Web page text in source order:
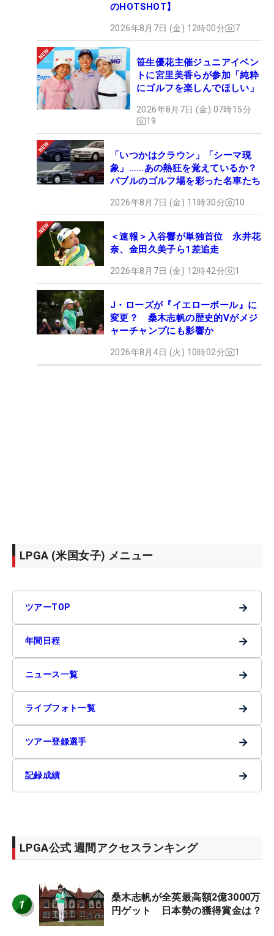
のHOTSHOT】
2026年8月7日 (金) 12時00分 7
笹生優花主催ジュニアイベン
トに宮里美香らが参加「純粋
にゴルフを楽しんでほしい」
2026年8月7日 (金) 07時15分
19
「いつかはクラウン」「シーマ現
象」……あの熱狂を覚えているか？
バブルのゴルフ場を彩った名車たち
2026年8月7日 (金) 11時30分 10
＜速報＞入谷響が単独首位 永井花
奈、金田久美子ら1差追走
2026年8月7日 (金) 12時42分 1
J・ローズが『イエローボール』に
変更？ 桑木志帆の歴史的Vがメジ
ャーチャンプにも影響か
2026年8月4日 (火) 10時02分 1
LPGA (米国女子) メニュー
ツアーTOP →
年間日程 →
ニュース一覧 →
ライブフォト一覧 →
ツアー登録選手 →
記録成績 →
LPGA公式 週間アクセスランキング
1
桑木志帆が全英最高額2億3000万
円ゲット 日本勢の獲得賞金は？